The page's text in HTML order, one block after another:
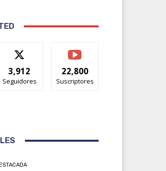
3,912
Seguidores
22,800
Suscriptores